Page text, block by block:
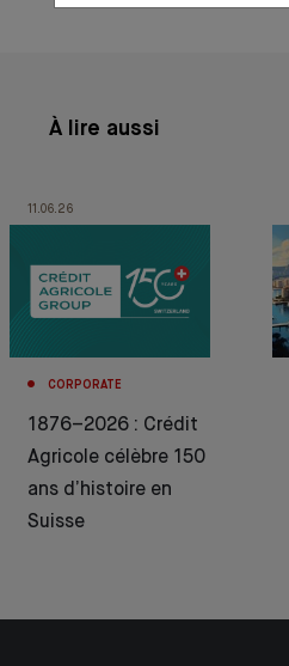
À lire aussi
11.06.26
CORPORATE
1876–2026 : Crédit
Agricole célèbre 150
ans d’histoire en
Suisse